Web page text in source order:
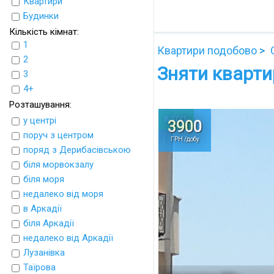
UkrFlats
Будинки
Кількість кімнат:
1
2
3
4+
Розташування:
у центрі
поруч з центром
поряд з Дерибасівською
біля морвокзалу
біля моря
недалеко від моря
в Аркадії
біля Аркадії
недалеко від Аркадії
Лузанівка
Таїрова
Квартири подобово
Зняти
В ТОПі
3900
ГРН /добу